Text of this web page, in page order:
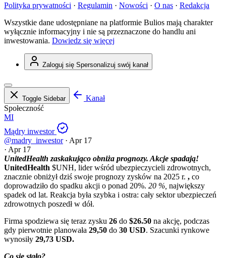
Polityka prywatności · Regulamin · Nowości · O nas · Redakcja
Wszystkie dane udostępniane na platformie Bulios mają charakter
wyłącznie informacyjny i nie są przeznaczone do handlu ani
inwestowania. Dowiedz się więcej
Zaloguj się Spersonalizuj swój kanał
Toggle Sidebar
Kanał
Społeczność
MI
Mądry inwestor
@madry_inwestor · Apr 17
· Apr 17
UnitedHealth zaskakująco obniża prognozy. Akcje spadają!
UnitedHealth $UNH, lider wśród ubezpieczycieli zdrowotnych,
znacznie obniżył dziś swoje prognozy zysków na 2025 r. , co
doprowadziło do spadku akcji o ponad 20%. 20 %, największy
spadek od lat. Reakcja była szybka i ostra: cały sektor ubezpieczeń
zdrowotnych poszedł w dół.
Firma spodziewa się teraz zysku 26 do $26.50 na akcję, podczas
gdy pierwotnie planowała 29,50 do 30 USD. Szacunki rynkowe
wynosiły 29,73 USD.